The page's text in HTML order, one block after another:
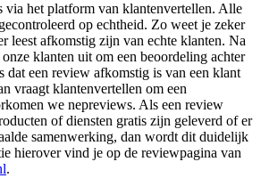
via het platform van klantenvertellen. Alle
op echtheid. Zo weet je zeker
leest afkomstig zijn van echte klanten. Na
klanten uit om een beoordeling achter
dat een review afkomstig is van een klant
vraagt klantenvertellen om een
we nepreviews. Als een review
of diensten gratis zijn geleverd of er
samenwerking, dan wordt dit duidelijk
hierover vind je op de reviewpagina van
.